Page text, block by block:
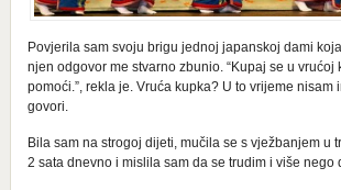
Povjerila sam svoju brigu jednoj japanskoj dami
njen odgovor me stvarno zbunio. “Kupaj se u vrućoj
pomoći.”, rekla je. Vruća kupka? U to vrijeme nisam
govori.
Bila sam na strogoj dijeti, mučila se s vježbanjem u
2 sata dnevno i mislila sam da se trudim i više nego